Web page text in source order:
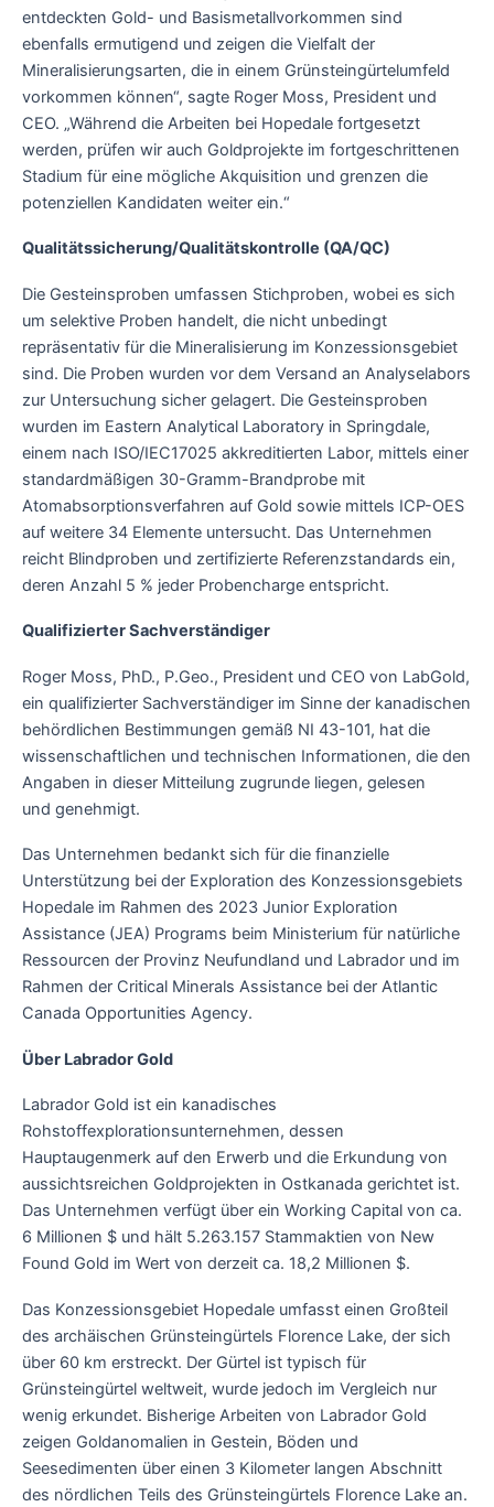
entdeckten Gold- und Basismetallvorkommen sind
ebenfalls ermutigend und zeigen die Vielfalt der
Mineralisierungsarten, die in einem Grünsteingürtelumfeld
vorkommen können“, sagte Roger Moss, President und
CEO. „Während die Arbeiten bei Hopedale fortgesetzt
werden, prüfen wir auch Goldprojekte im fortgeschrittenen
Stadium für eine mögliche Akquisition und grenzen die
potenziellen Kandidaten weiter ein.“
Qualitätssicherung/Qualitätskontrolle (QA/QC)
Die Gesteinsproben umfassen Stichproben, wobei es sich
um selektive Proben handelt, die nicht unbedingt
repräsentativ für die Mineralisierung im Konzessionsgebiet
sind. Die Proben wurden vor dem Versand an Analyselabors
zur Untersuchung sicher gelagert. Die Gesteinsproben
wurden im Eastern Analytical Laboratory in Springdale,
einem nach ISO/IEC17025 akkreditierten Labor, mittels einer
standardmäßigen 30-Gramm-Brandprobe mit
Atomabsorptionsverfahren auf Gold sowie mittels ICP-OES
auf weitere 34 Elemente untersucht. Das Unternehmen
reicht Blindproben und zertifizierte Referenzstandards ein,
deren Anzahl 5 % jeder Probencharge entspricht.
Qualifizierter Sachverständiger
Roger Moss, PhD., P.Geo., President und CEO von LabGold,
ein qualifizierter Sachverständiger im Sinne der kanadischen
behördlichen Bestimmungen gemäß NI 43-101, hat die
wissenschaftlichen und technischen Informationen, die den
Angaben in dieser Mitteilung zugrunde liegen, gelesen
und genehmigt.
Das Unternehmen bedankt sich für die finanzielle
Unterstützung bei der Exploration des Konzessionsgebiets
Hopedale im Rahmen des 2023 Junior Exploration
Assistance (JEA) Programs beim Ministerium für natürliche
Ressourcen der Provinz Neufundland und Labrador und im
Rahmen der Critical Minerals Assistance bei der Atlantic
Canada Opportunities Agency.
Über Labrador Gold
Labrador Gold ist ein kanadisches
Rohstoffexplorationsunternehmen, dessen
Hauptaugenmerk auf den Erwerb und die Erkundung von
aussichtsreichen Goldprojekten in Ostkanada gerichtet ist.
Das Unternehmen verfügt über ein Working Capital von ca.
6 Millionen $ und hält 5.263.157 Stammaktien von New
Found Gold im Wert von derzeit ca. 18,2 Millionen $.
Das Konzessionsgebiet Hopedale umfasst einen Großteil
des archäischen Grünsteingürtels Florence Lake, der sich
über 60 km erstreckt. Der Gürtel ist typisch für
Grünsteingürtel weltweit, wurde jedoch im Vergleich nur
wenig erkundet. Bisherige Arbeiten von Labrador Gold
zeigen Goldanomalien in Gestein, Böden und
Seesedimenten über einen 3 Kilometer langen Abschnitt
des nördlichen Teils des Grünsteingürtels Florence Lake an.